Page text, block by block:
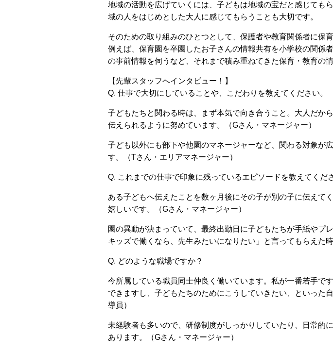
地域の活動を広げていくには、子どもは地域の宝だと感じても
域の人をはじめとした大人に感じてもらうことも大切です。
そのための取り組みのひとつとして、保護者や教育関係者に保
例えば、保育園を卒園したお子さんの情報共有を小学校の関係
の事前情報を伺うなど、それまで積み重ねてきた保育・教育の
【先輩スタッフへインタビュー！】
Q. 仕事で大切にしていることや、こだわりを教えてください。
子どもたちと関わる時は、まず本気で向き合うこと。大人だか
伝えられるように努めています。（Gさん・マネージャー）
子ども以外にも部下や他園のマネージャーなど、関わる対象が
す。（Tさん・エリアマネージャー）
Q. これまでの仕事で印象に残っているエピソードを教えてくだ
ある子どもへ伝えたことを数ヶ月後にその子が別の子に伝えて
嬉しいです。（Gさん・マネージャー）
園の異動が決まっていて、最終出勤日に子どもたちが手紙やプ
キッズで働くなら、先生みたいになりたい」と言ってもらえた
Q. どのような職場ですか？
今所属している職員同士仲良く働いています。私が一番若手で
できますし、子どもたちのためにこうしていきたい、といった
導員）
未経験者も多いので、研修制度がしっかりしていたり、日常的
あります。（Gさん・マネージャー）